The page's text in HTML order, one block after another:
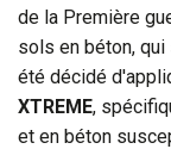
de la Première
sols en béton,
été décidé
XTREME,
et en béton